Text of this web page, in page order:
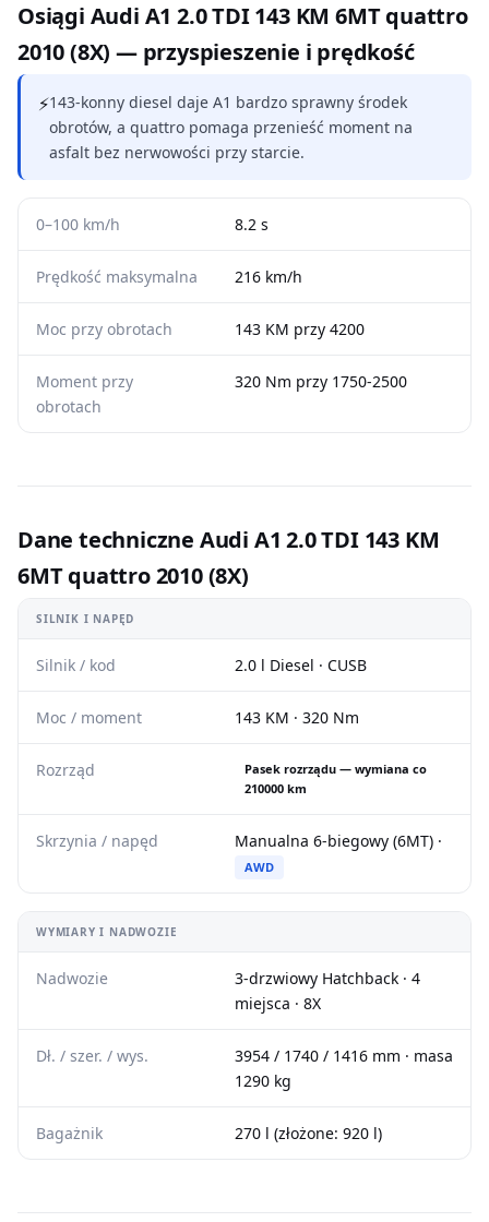
Osiągi Audi A1 2.0 TDI 143 KM 6MT quattro
2010 (8X) — przyspieszenie i prędkość
⚡143-konny diesel daje A1 bardzo sprawny środek
obrotów, a quattro pomaga przenieść moment na
asfalt bez nerwowości przy starcie.
0–100 km/h 8.2 s
Prędkość maksymalna 216 km/h
Moc przy obrotach 143 KM przy 4200
Moment przy
obrotach
320 Nm przy 1750-2500
Dane techniczne Audi A1 2.0 TDI 143 KM
6MT quattro 2010 (8X)
SILNIK I NAPĘD
Silnik / kod 2.0 l Diesel · CUSB
Moc / moment 143 KM · 320 Nm
Rozrząd
Pasek rozrządu — wymiana co
210000 km
Skrzynia / napęd Manualna 6-biegowy (6MT) ·
AWD
WYMIARY I NADWOZIE
Nadwozie
3-drzwiowy Hatchback · 4
miejsca · 8X
Dł. / szer. / wys.
3954 / 1740 / 1416 mm · masa
1290 kg
Bagażnik 270 l (złożone: 920 l)